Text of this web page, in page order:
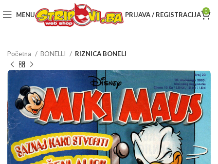
MENU PRIJAVA / REGISTRACIJA 0
Početna BONELLI RIZNICA BONELI